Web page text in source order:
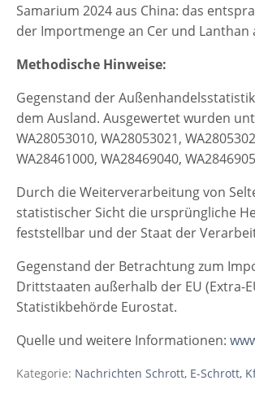
Samarium 2024 aus China: das
der Importmenge an Cer und Lanthan
Methodische Hinweise:
Gegenstand der
dem Ausland. Ausgewertet wurden
WA28053010, WA28053021,
WA28461000, WA28469040,
Durch die Weiterverarbeitung von
statistischer Sicht die ursprüngliche
feststellbar und der Staat der
Gegenstand der Betrachtung zum
Drittstaaten außerhalb der EU (Extra-
Statistikbehörde Eurostat.
Quelle und weitere Informationen:
Kategorie: Nachrichten Schrott, E-Schrott,